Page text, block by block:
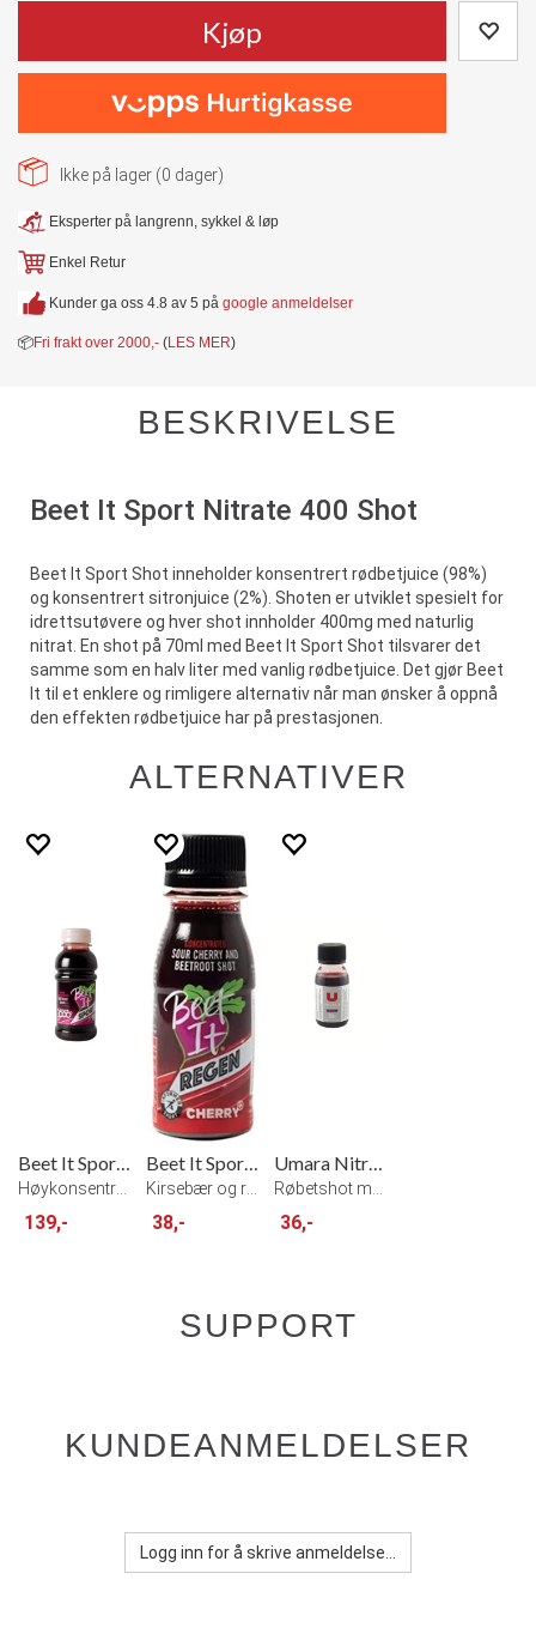
Kjøp
Ikke på lager (0 dager)
Eksperter på langrenn, sykkel & løp
Enkel Retur
Kunder ga oss 4.8 av 5 på google anmeldelser
📦Fri frakt over 2000,- (LES MER)
BESKRIVELSE
Beet It Sport Nitrate 400 Shot
Beet It Sport Shot inneholder konsentrert rødbetjuice (98%)
og konsentrert sitronjuice (2%). Shoten er utviklet spesielt for
idrettsutøvere og hver shot innholder 400mg med naturlig
nitrat. En shot på 70ml med Beet It Sport Shot tilsvarer det
samme som en halv liter med vanlig rødbetjuice. Det gjør Beet
It til et enklere og rimligere alternativ når man ønsker å oppnå
den effekten rødbetjuice har på prestasjonen.
ALTERNATIVER
Beet It Sport Nitrate 3000 Konsentrat
Høykonsentrert naturlirødbetjuice 3000mg
139,-
Beet It Sport Nitrate Regen Cherry+
Kirsebær og rødbet shot fra Beet It
38,-
Umara Nitrate Rødbeteshot 60ml
Røbetshot med 500mg nitrat
36,-
SUPPORT
KUNDEANMELDELSER
Logg inn for å skrive anmeldelse...